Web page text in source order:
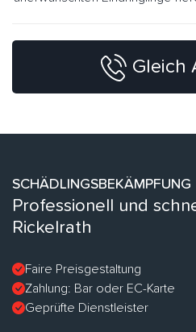
Gleich
SCHÄDLINGSBEKÄMPFUNG
Professionell und
Rickelrath
Faire Preisgestaltung
Zahlung: Bar oder EC-Karte
Geprüfte Dienstleister